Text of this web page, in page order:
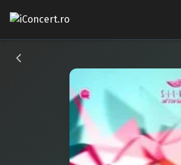
CONCERTE